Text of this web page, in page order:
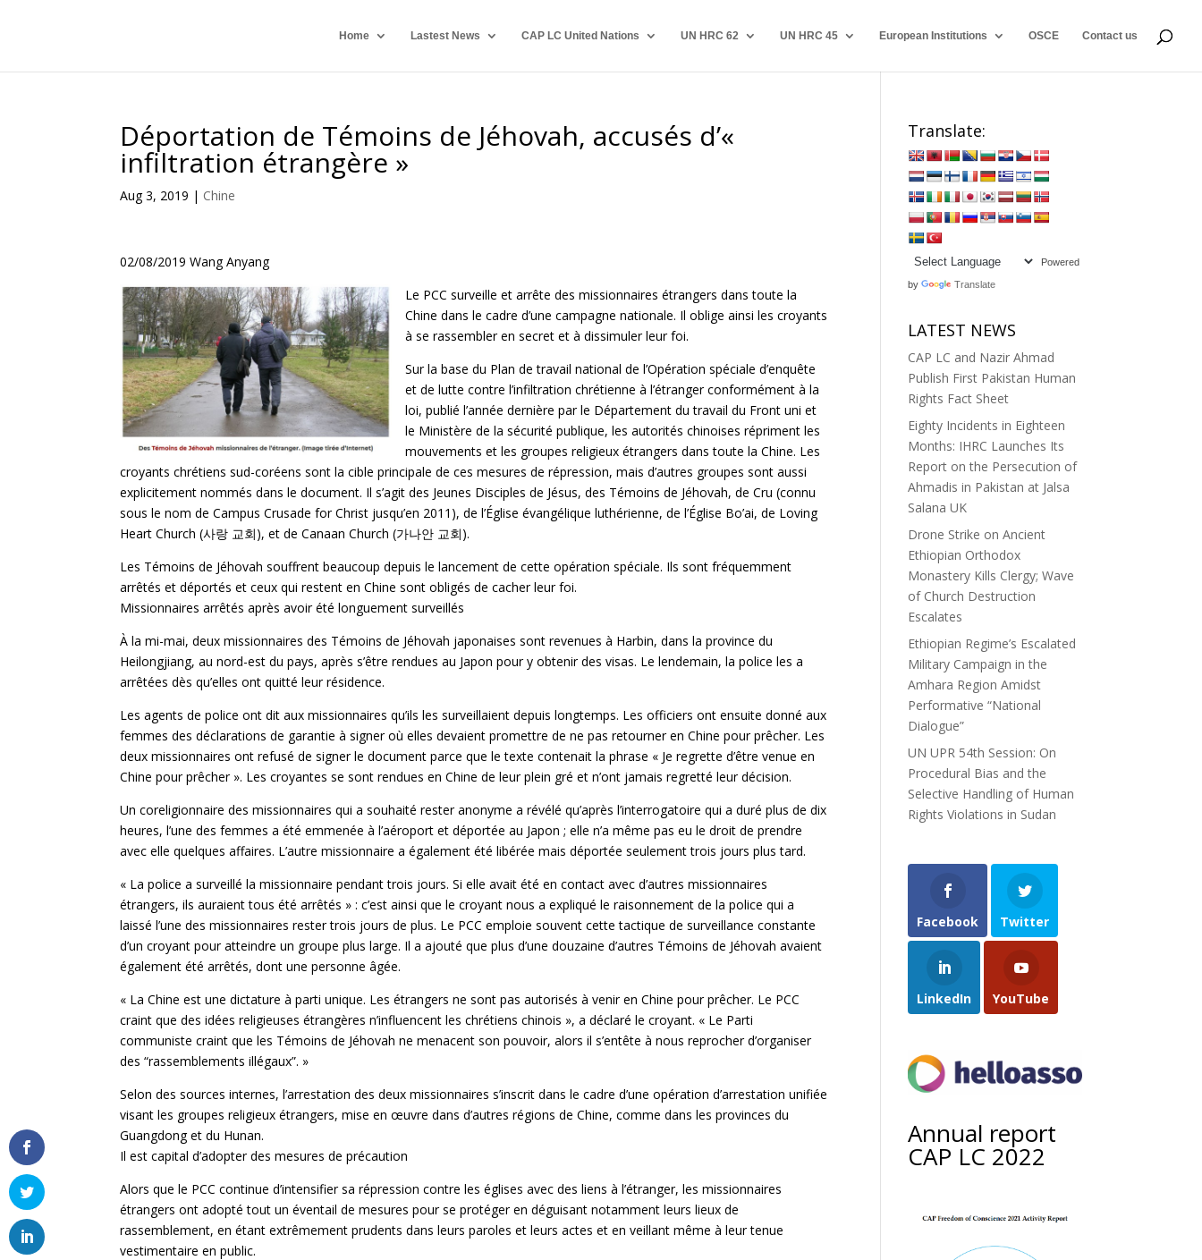
Home Lastest News CAP LC United Nations UN HRC 62 UN HRC 45 European Institutions OSCE Contact us
Déportation de Témoins de Jéhovah, accusés d’«
infiltration étrangère »
Aug 3, 2019 | Chine
02/08/2019 Wang Anyang
Le PCC surveille et arrête des missionnaires étrangers dans toute la
Chine dans le cadre d’une campagne nationale. Il oblige ainsi les croyants
à se rassembler en secret et à dissimuler leur foi.
Sur la base du Plan de travail national de l’Opération spéciale d’enquête
et de lutte contre l’infiltration chrétienne à l’étranger conformément à la
loi, publié l’année dernière par le Département du travail du Front uni et
le Ministère de la sécurité publique, les autorités chinoises répriment les
mouvements et les groupes religieux étrangers dans toute la Chine. Les
croyants chrétiens sud-coréens sont la cible principale de ces mesures de répression, mais d’autres groupes sont aussi
explicitement nommés dans le document. Il s’agit des Jeunes Disciples de Jésus, des Témoins de Jéhovah, de Cru (connu
sous le nom de Campus Crusade for Christ jusqu’en 2011), de l’Église évangélique luthérienne, de l’Église Bo’ai, de Loving
Heart Church (사랑 교회), et de Canaan Church (가나안 교회).
Les Témoins de Jéhovah souffrent beaucoup depuis le lancement de cette opération spéciale. Ils sont fréquemment
arrêtés et déportés et ceux qui restent en Chine sont obligés de cacher leur foi.
Missionnaires arrêtés après avoir été longuement surveillés
À la mi-mai, deux missionnaires des Témoins de Jéhovah japonaises sont revenues à Harbin, dans la province du
Heilongjiang, au nord-est du pays, après s’être rendues au Japon pour y obtenir des visas. Le lendemain, la police les a
arrêtées dès qu’elles ont quitté leur résidence.
Les agents de police ont dit aux missionnaires qu’ils les surveillaient depuis longtemps. Les officiers ont ensuite donné aux
femmes des déclarations de garantie à signer où elles devaient promettre de ne pas retourner en Chine pour prêcher. Les
deux missionnaires ont refusé de signer le document parce que le texte contenait la phrase « Je regrette d’être venue en
Chine pour prêcher ». Les croyantes se sont rendues en Chine de leur plein gré et n’ont jamais regretté leur décision.
Un coreligionnaire des missionnaires qui a souhaité rester anonyme a révélé qu’après l’interrogatoire qui a duré plus de dix
heures, l’une des femmes a été emmenée à l’aéroport et déportée au Japon ; elle n’a même pas eu le droit de prendre
avec elle quelques affaires. L’autre missionnaire a également été libérée mais déportée seulement trois jours plus tard.
« La police a surveillé la missionnaire pendant trois jours. Si elle avait été en contact avec d’autres missionnaires
étrangers, ils auraient tous été arrêtés » : c’est ainsi que le croyant nous a expliqué le raisonnement de la police qui a
laissé l’une des missionnaires rester trois jours de plus. Le PCC emploie souvent cette tactique de surveillance constante
d’un croyant pour atteindre un groupe plus large. Il a ajouté que plus d’une douzaine d’autres Témoins de Jéhovah avaient
également été arrêtés, dont une personne âgée.
« La Chine est une dictature à parti unique. Les étrangers ne sont pas autorisés à venir en Chine pour prêcher. Le PCC
craint que des idées religieuses étrangères n’influencent les chrétiens chinois », a déclaré le croyant. « Le Parti
communiste craint que les Témoins de Jéhovah ne menacent son pouvoir, alors il s’entête à nous reprocher d’organiser
des “rassemblements illégaux”. »
Selon des sources internes, l’arrestation des deux missionnaires s’inscrit dans le cadre d’une opération d’arrestation unifiée
visant les groupes religieux étrangers, mise en œuvre dans d’autres régions de Chine, comme dans les provinces du
Guangdong et du Hunan.
Il est capital d’adopter des mesures de précaution
Alors que le PCC continue d’intensifier sa répression contre les églises avec des liens à l’étranger, les missionnaires
étrangers ont adopté tout un éventail de mesures pour se protéger en déguisant notamment leurs lieux de
rassemblement, en étant extrêmement prudents dans leurs paroles et leurs actes et en veillant même à leur tenue
vestimentaire en public.
Translate:
Powered
by Translate
LATEST NEWS
CAP LC and Nazir Ahmad
Publish First Pakistan Human
Rights Fact Sheet
Eighty Incidents in Eighteen
Months: IHRC Launches Its
Report on the Persecution of
Ahmadis in Pakistan at Jalsa
Salana UK
Drone Strike on Ancient
Ethiopian Orthodox
Monastery Kills Clergy; Wave
of Church Destruction
Escalates
Ethiopian Regime’s Escalated
Military Campaign in the
Amhara Region Amidst
Performative “National
Dialogue”
UN UPR 54th Session: On
Procedural Bias and the
Selective Handling of Human
Rights Violations in Sudan
Facebook Twitter
LinkedIn YouTube
Annual report
CAP LC 2022